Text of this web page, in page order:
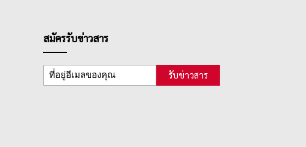
สมัครรับข่าวสาร
รับข่าวสาร